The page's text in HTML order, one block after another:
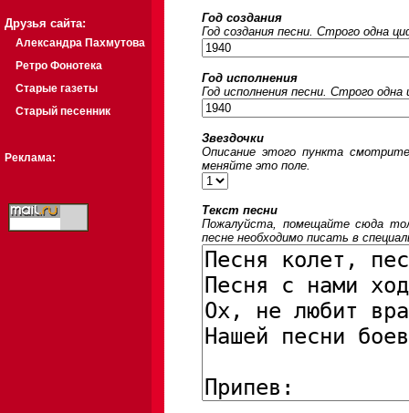
Друзья сайта:
Александра Пахмутова
Ретро Фонотека
Старые газеты
Старый песенник
Реклама:
Год создания
Год создания песни. Строго одна
Год исполнения
Год исполнения песни. Строго
Звездочки
Описание этого пункта
меняйте это поле.
Текст песни
Пожалуйста, помещайте сюда
песне необходимо писать в